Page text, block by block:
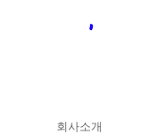
회사소개